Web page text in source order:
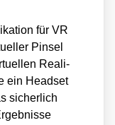
für VR
Pin­sel
Rea­li­
ein Head­set
sicher­lich